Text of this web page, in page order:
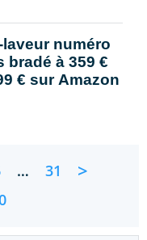
laveur numéro
bradé à 359 €
€ sur Amazon
… 31 >